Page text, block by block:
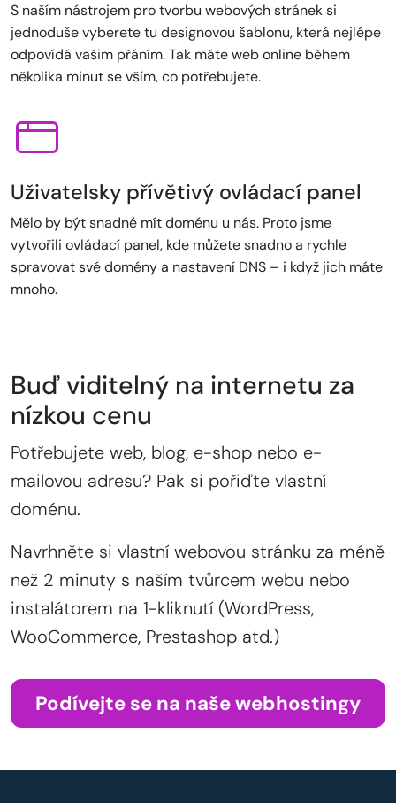
S naším nástrojem pro tvorbu webových stránek si
jednoduše vyberete tu designovou šablonu, která nejlépe
odpovídá vašim přáním. Tak máte web online během
několika minut se vším, co potřebujete.
Uživatelsky přívětivý ovládací panel
Mělo by být snadné mít doménu u nás. Proto jsme
vytvořili ovládací panel, kde můžete snadno a rychle
spravovat své domény a nastavení DNS – i když jich máte
mnoho.
Buď viditelný na internetu za
nízkou cenu
Potřebujete web, blog, e-shop nebo e-
mailovou adresu? Pak si pořiďte vlastní
doménu.
Navrhněte si vlastní webovou stránku za méně
než 2 minuty s naším tvůrcem webu nebo
instalátorem na 1-kliknutí (WordPress,
WooCommerce, Prestashop atd.)
Podívejte se na naše webhostingy